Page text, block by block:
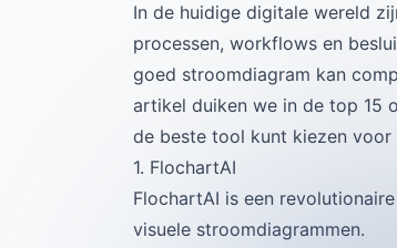
In de huidige digitale wereld
processen, workflows en
goed stroomdiagram kan
artikel duiken we in de top 15
de beste tool kunt kiezen
1. FlochartAI
FlochartAI is een
visuele stroomdiagrammen.